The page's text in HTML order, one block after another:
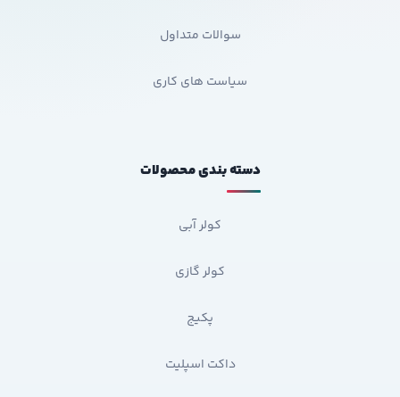
سوالات متداول
سیاست های کاری
دسته بندی محصولات
کولر آبی
کولر گازی
پکیج
داکت اسپلیت